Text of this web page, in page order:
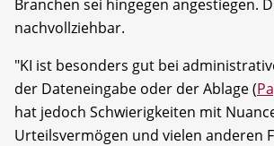
Branchen sei hingegen angestiegen.
nachvollziehbar.
"KI ist besonders gut bei
der Dateneingabe oder der Ablage (
hat jedoch Schwierigkeiten mit
Urteilsvermögen und vielen anderen